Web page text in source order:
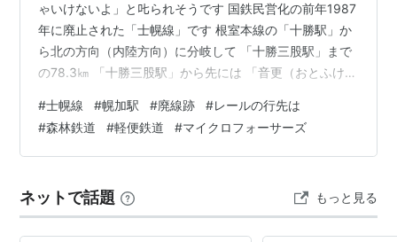
ゃいけないよ」と𠮟られそうです 国鉄民営化の前年1987
年に廃止された「士幌線」です 根室本線の「十勝駅」か
ら北の方向（内陸方向）に分岐して 「十勝三股駅」まで
の78.3㎞ 「十勝三股駅」から先には 「音更（おとふけ）
道」が敷設され、たくさんの材木を搬出していたそうで
す 士幌線は1939年（S14年）に開通し、48年後の1987
年（昭和62年）に廃止されました 廃線後も撤去されなか
チ橋やトンネル跡は国の有形文化財に登録されています
終点「十勝三…
#士幌線 #幌加駅 #廃線跡 #レールの行先は
#森林鉄道 #軽便鉄道 #マイクロフォーサーズ
ネットで話題 もっと見る